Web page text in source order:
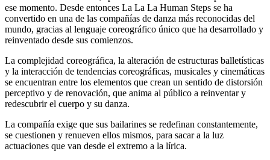
ese momento. Desde entonces La La La Human Steps se ha
convertido en una de las compañías de danza más reconocidas del
mundo, gracias al lenguaje coreográfico único que ha desarrollado y
reinventado desde sus comienzos.
La complejidad coreográfica, la alteración de estructuras balletísticas
y la interacción de tendencias coreográficas, musicales y cinemáticas
se encuentran entre los elementos que crean un sentido de distorsión
perceptivo y de renovación, que anima al público a reinventar y
redescubrir el cuerpo y su danza.
La compañía exige que sus bailarines se redefinan constantemente,
se cuestionen y renueven ellos mismos, para sacar a la luz
actuaciones que van desde el extremo a la lírica.